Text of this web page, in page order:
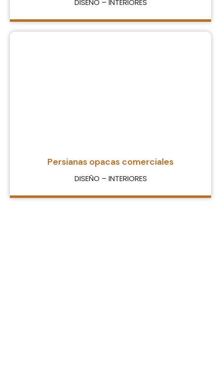
Persianas opacas comerciales
DISEÑO – INTERIORES